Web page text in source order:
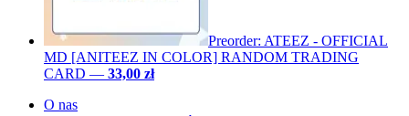
Preorder: ATEEZ - OFFICIAL
MD [ANITEEZ IN COLOR] RANDOM TRADING
CARD — 33,00 zł
O nas